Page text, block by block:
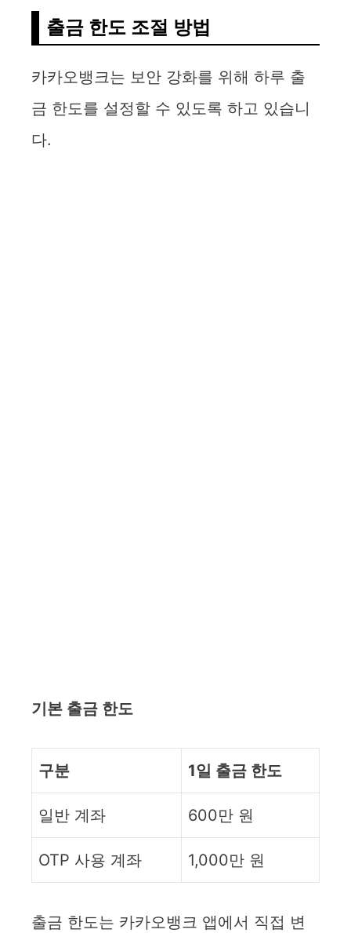
출금 한도 조절 방법
카카오뱅크는 보안 강화를 위해 하루 출
금 한도를 설정할 수 있도록 하고 있습니
다.
기본 출금 한도
구분 1일 출금 한도
일반 계좌 600만 원
OTP 사용 계좌 1,000만 원
출금 한도는 카카오뱅크 앱에서 직접 변